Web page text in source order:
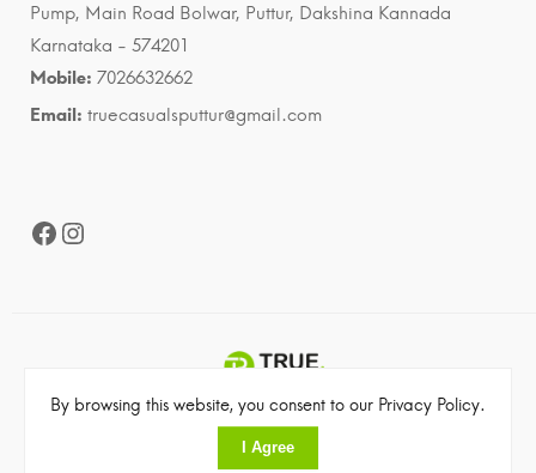
Pump, Main Road Bolwar, Puttur, Dakshina Kannada
Karnataka - 574201
Mobile: 7026632662
Email: truecasualsputtur@gmail.com
Facebook
Instagram
©2023 True Casuals. All rights reserved
Made with byThe Web People
By browsing this website, you consent to our Privacy Policy.
I Agree